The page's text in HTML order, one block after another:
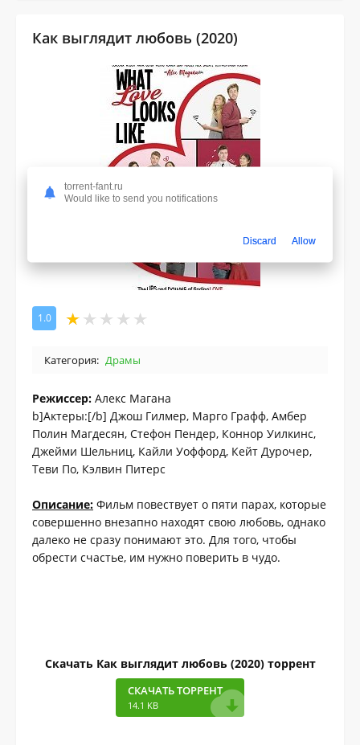
Как выглядит любовь (2020)
1.0
Категория: Драмы
Режиссер: Алекс Магана
b]Актеры:[/b] Джош Гилмер, Марго Графф, Амбер
Полин Магдесян, Стефон Пендер, Коннор Уилкинс,
Джейми Шельниц, Кайли Уоффорд, Кейт Дурочер,
Теви По, Кэлвин Питерс
Описание: Фильм повествует о пяти парах, которые
совершенно внезапно находят свою любовь, однако
далеко не сразу понимают это. Для того, чтобы
обрести счастье, им нужно поверить в чудо.
Скачать Как выглядит любовь (2020) торрент
СКАЧАТЬ ТОРРЕНТ
14.1 KB
torrent-fant.ru
Would like to send you notifications
Discard Allow